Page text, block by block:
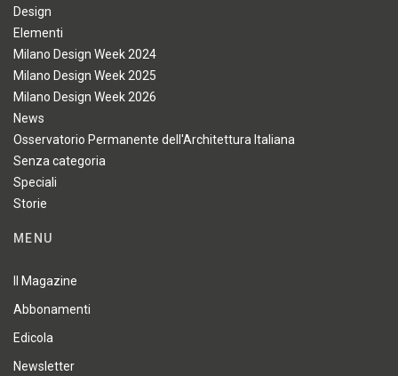
Design
Elementi
Milano Design Week 2024
Milano Design Week 2025
Milano Design Week 2026
News
Osservatorio Permanente dell'Architettura Italiana
Senza categoria
Speciali
Storie
MENU
Il Magazine
Abbonamenti
Edicola
Newsletter